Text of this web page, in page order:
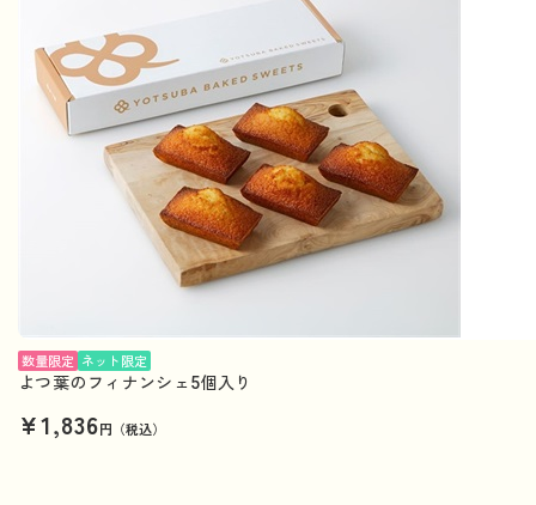
数量限定 ネット限定
よつ葉のフィナンシェ5個入り
¥1,836円（税込）